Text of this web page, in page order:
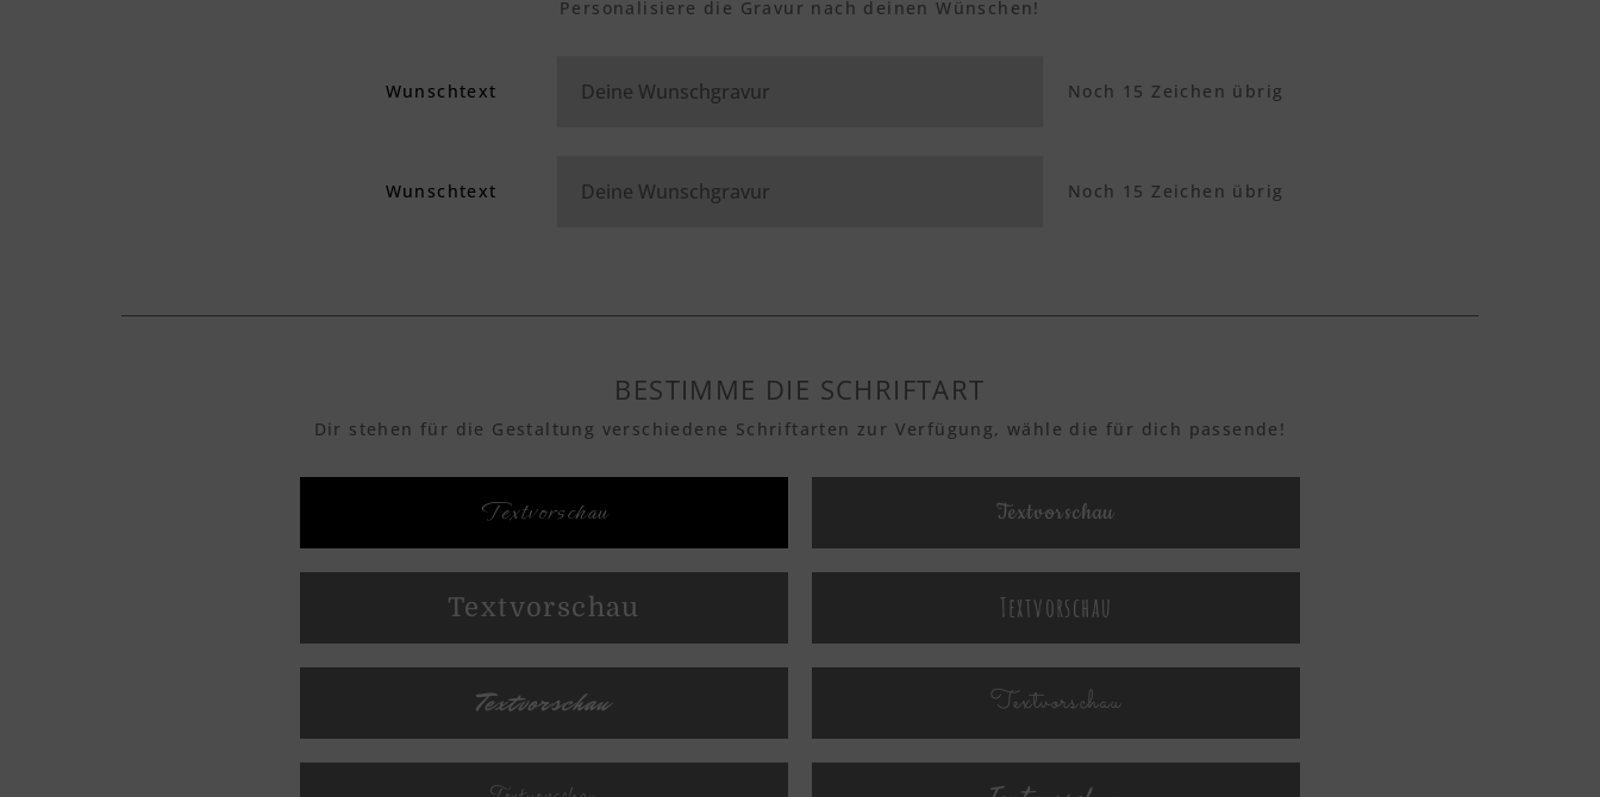
Personalisiere die Gravur nach deinen Wünschen!
Wunschtext Noch 15 Zeichen übrig
Wunschtext Noch 15 Zeichen übrig
BESTIMME DIE SCHRIFTART
Dir stehen für die Gestaltung verschiedene Schriftarten zur Verfügung, wähle die für dich passende!
Textvorschau Textvorschau
Textvorschau Textvorschau
Textvorschau Textvorschau